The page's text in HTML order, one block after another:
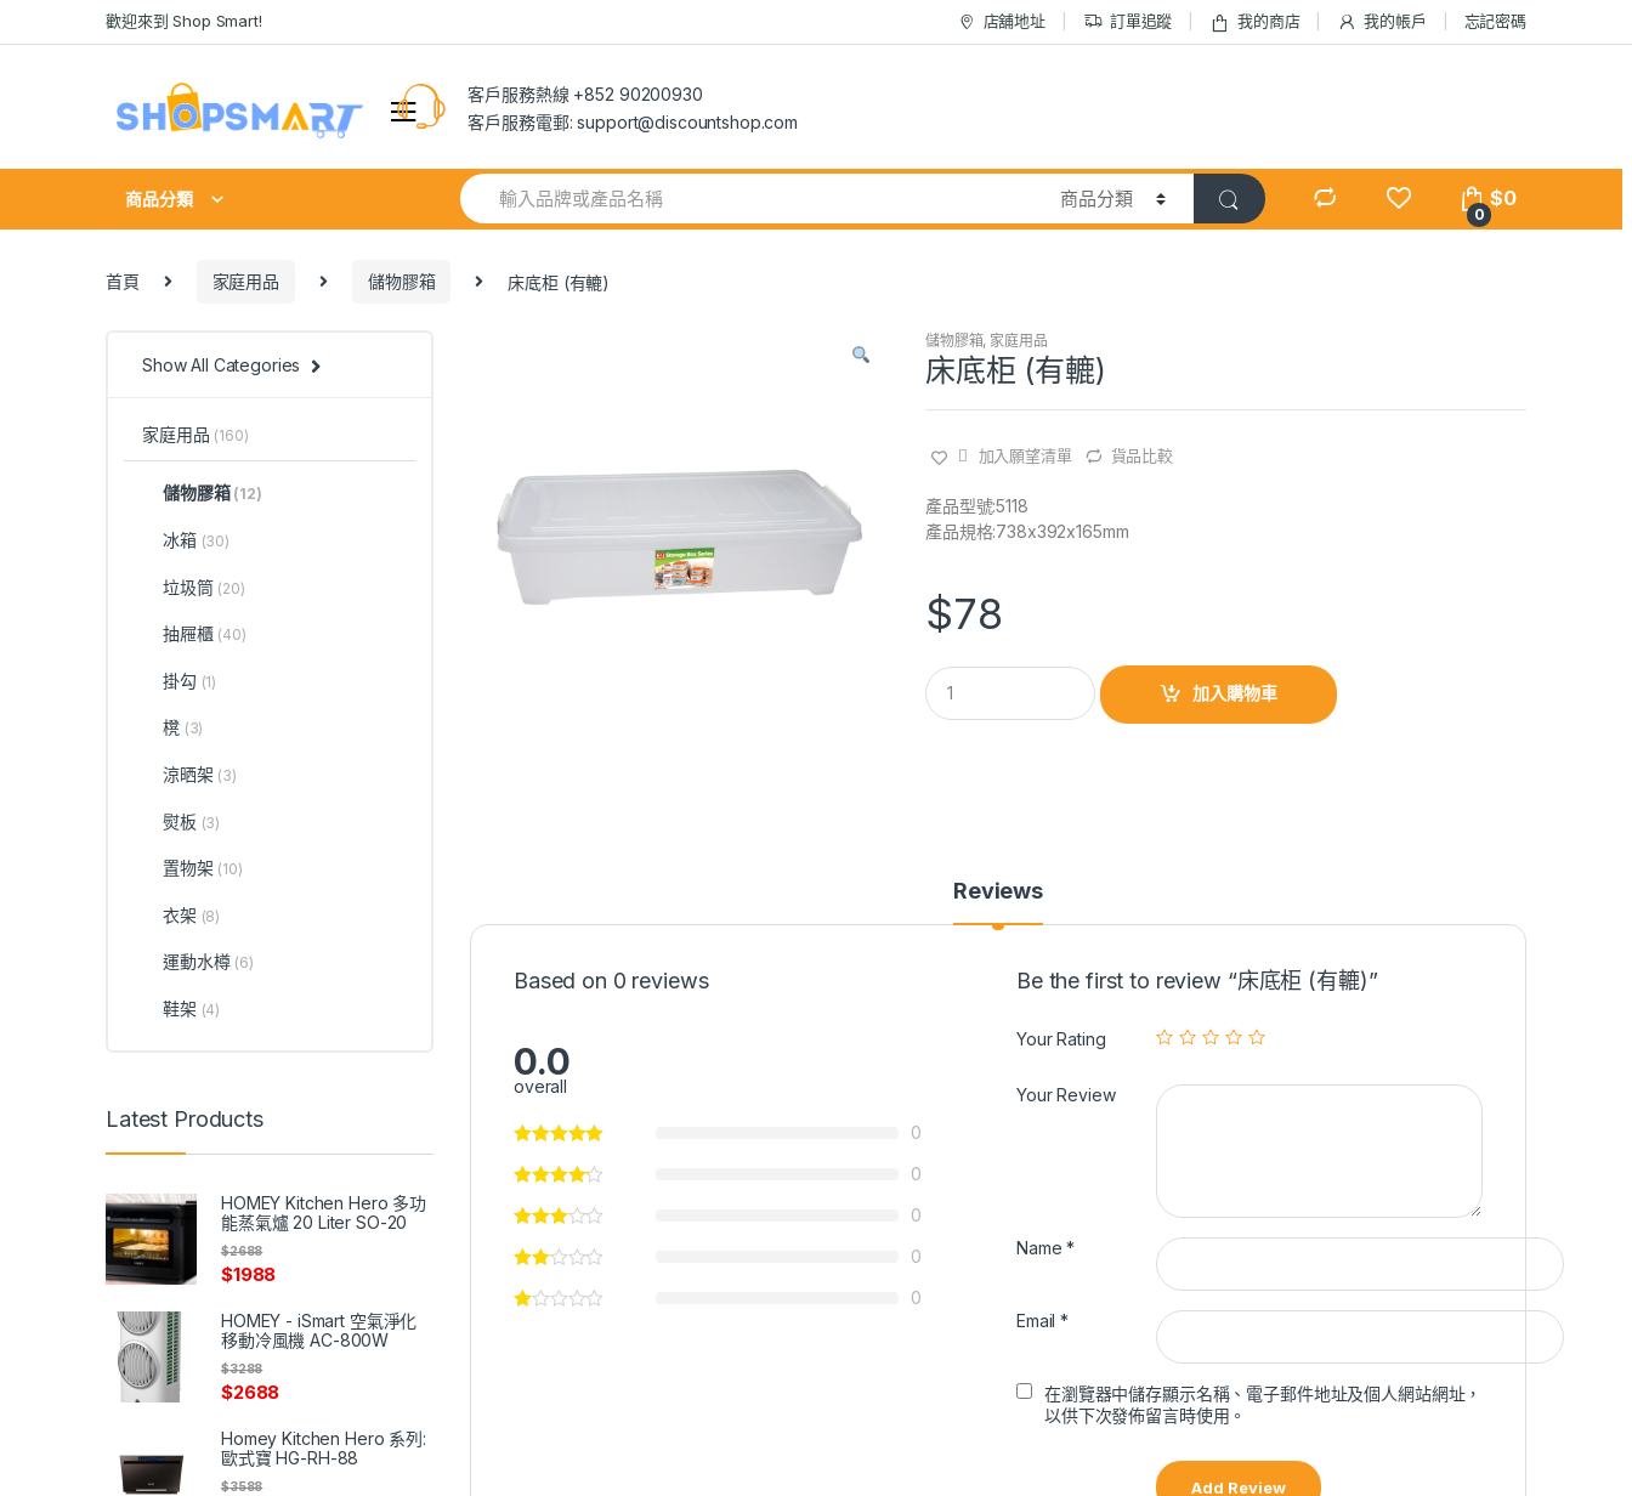
to
to
歡迎來到 Shop Smart! 店舖地址 訂單追蹤 我的商店 我的帳戶 忘記密碼
客戶服務熱線 +852 90200930
客戶服務電郵: support@discountshop.com
商品分類
Search
for:
0
$0
首頁 家庭用品 儲物膠箱 床底柜 (有轆)
儲物膠箱, 家庭用品
床底柜 (有轆)
加入願望清單 貨品比較
產品型號:5118
產品規格:738x392x165mm
$78
Q
u
a
加入購物車
Reviews
Based on 0 reviews
0.0
overall
0
0
0
0
0
Be the first to review “床底柜 (有轆)”
Your Rating
Your Review
Name*
Email*
在瀏覽器中儲存顯示名稱、電子郵件地址及個人網站網址，
以供下次發佈留言時使用。
Show All Categories
家庭用品 (160)
儲物膠箱 (12)
冰箱 (30)
垃圾筒 (20)
抽屜櫃 (40)
掛勾 (1)
櫈 (3)
涼晒架 (3)
熨板 (3)
置物架 (10)
衣架 (8)
運動水樽 (6)
鞋架 (4)
Latest Products
HOMEY Kitchen Hero 多功
能蒸氣爐 20 Liter SO-20
$1988
$2688
HOMEY - iSmart 空氣淨化
移動冷風機 AC-800W
$2688
$3288
Homey Kitchen Hero 系列:
歐式寶 HG-RH-88
$3588